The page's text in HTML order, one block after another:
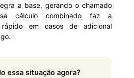
a base, gerando o chamado
cálculo combinado faz a
rápido em casos de adicional
essa situação agora?